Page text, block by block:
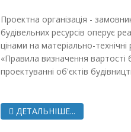
Проектна організація -
будівельних ресурсів оперує
цінами на матеріально-
«Правила визначення вартості
проектуванні об'єктів
ДЕТАЛЬНІШЕ...